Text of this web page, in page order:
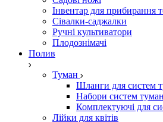
Інвентар для прибирання
Сівалки-саджалки
Ручні культиватори
Плодознімачі
Полив
Туман
Шланги для систем
Набори систем
Комплектуючі для
Лійки для квітів